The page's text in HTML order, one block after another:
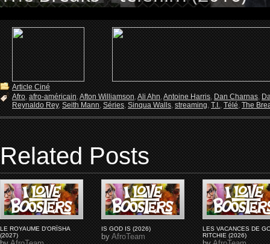
Article Ciné
Afro,afro-américain,Afton Williamson,Ali Ahn,Antoine Harris,Dan Charnas,
Reynaldo Rey,Seith Mann,Séries,Sinqua Walls,streaming,T.I.,Télé,The
Related Posts
LE ROYAUME D'ORÏSHA
(2027)
IS GOD IS (2026)
byAfroTeam
LES VACANCES DE
RITCHIE (2026)